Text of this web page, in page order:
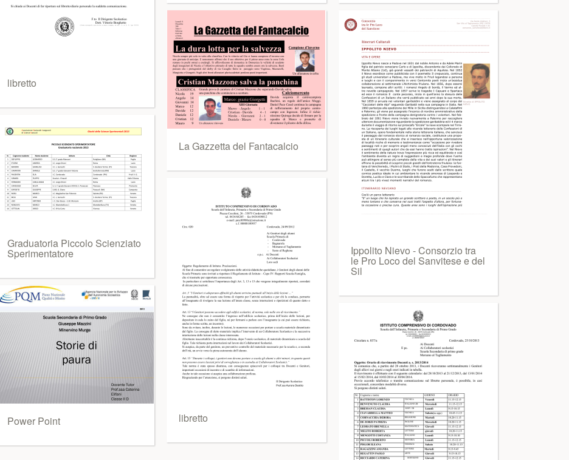
libretto
Graduatoria Piccolo Scienziato
Sperimentatore
Power Point
La Gazzetta del Fantacalcio
libretto
Ippolito Nievo - Consorzio tra
le Pro Loco del Sanvitese e del
Sil